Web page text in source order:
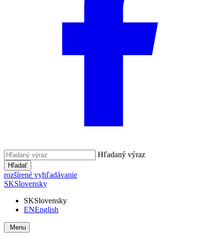
Hľadaný výraz
Hľadať
rozšírené vyhľadávanie
SKSlovensky
SKSlovensky
ENEnglish
Menu